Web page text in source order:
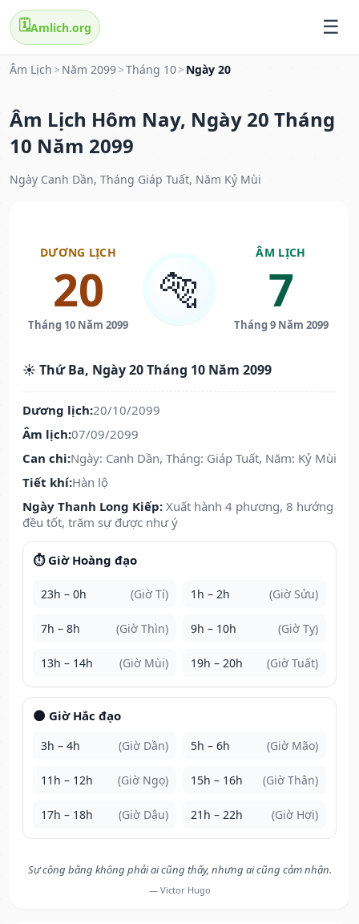
🗓️Amlich.org
Âm Lịch > Năm 2099>Tháng 10> Ngày 20
Âm Lịch Hôm Nay, Ngày 20 Tháng
10 Năm 2099
Ngày Canh Dần, Tháng Giáp Tuất, Năm Kỷ Mùi
DƯƠNG LỊCH
20
Tháng 10 Năm 2099
🐅
ÂM LỊCH
7
Tháng 9 Năm 2099
☀️ Thứ Ba, Ngày 20 Tháng 10 Năm 2099
Dương lịch:20/10/2099
Âm lịch:07/09/2099
Can chi:Ngày: Canh Dần, Tháng: Giáp Tuất, Năm: Kỷ Mùi
Tiết khí:Hàn lộ
Ngày Thanh Long Kiếp: Xuất hành 4 phương, 8 hướng
đều tốt, trăm sự được như ý
⏱️ Giờ Hoàng đạo
23h – 0h (Giờ Tí) 1h – 2h (Giờ Sửu)
7h – 8h (Giờ Thìn) 9h – 10h (Giờ Tỵ)
13h – 14h (Giờ Mùi) 19h – 20h (Giờ Tuất)
🌑 Giờ Hắc đạo
3h – 4h (Giờ Dần) 5h – 6h (Giờ Mão)
11h – 12h (Giờ Ngọ) 15h – 16h (Giờ Thân)
17h – 18h (Giờ Dậu) 21h – 22h (Giờ Hợi)
Sự công bằng không phải ai cũng thấy, nhưng ai cũng cảm nhận.
— Victor Hugo